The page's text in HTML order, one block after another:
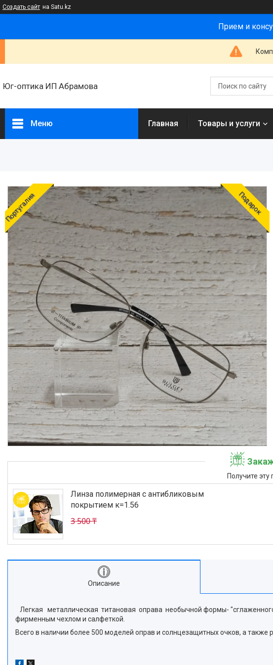
Создать сайт на Satu.kz
Прием и
Юг-оптика ИП Абрамова
Меню
Статьи
О нас
Отзывы
Главная Товары и услуги
Португалия Подарок
Получите эту
3 500 ₸
Линза полимерная с антибликовым
покрытием к=1.56
Описание
Легкая металлическая титановая оправа необычной формы-
фирменным чехлом и салфеткой.
Всего в наличии более 500 моделей оправ и солнцезащитных очков, а также